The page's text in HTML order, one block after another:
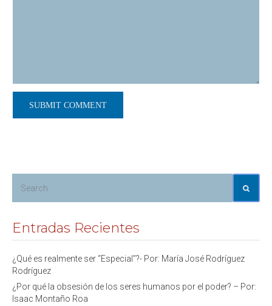
Entradas Recientes
¿Qué es realmente ser “Especial”?- Por: María José Rodríguez
Rodríguez
¿Por qué la obsesión de los seres humanos por el poder? – Por:
Isaac Montaño Roa